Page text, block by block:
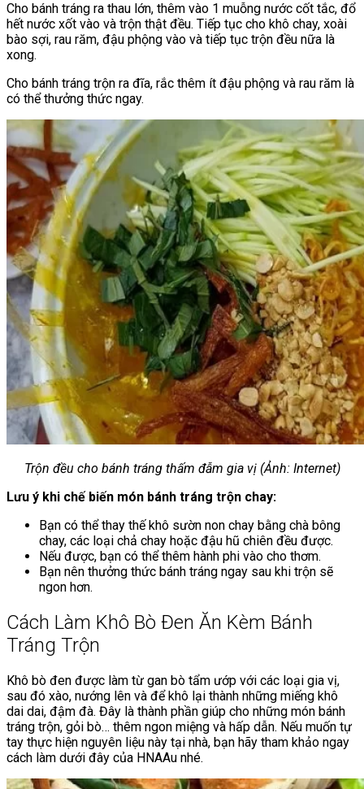
Cho bánh tráng ra thau lớn, thêm vào 1 muỗng nước cốt tắc, đổ
hết nước xốt vào và trộn thật đều. Tiếp tục cho khô chay, xoài
bào sợi, rau răm, đậu phộng vào và tiếp tục trộn đều nữa là
xong.
Cho bánh tráng trộn ra đĩa, rắc thêm ít đậu phộng và rau răm là
có thể thưởng thức ngay.
Trộn đều cho bánh tráng thấm đẫm gia vị (Ảnh: Internet)
Lưu ý khi chế biến món bánh tráng trộn chay:
Bạn có thể thay thế khô sườn non chay bằng chà bông
chay, các loại chả chay hoặc đậu hũ chiên đều được.
Nếu được, bạn có thể thêm hành phi vào cho thơm.
Bạn nên thưởng thức bánh tráng ngay sau khi trộn sẽ
ngon hơn.
Cách Làm Khô Bò Đen Ăn Kèm Bánh
Tráng Trộn
Khô bò đen được làm từ gan bò tẩm ướp với các loại gia vị,
sau đó xào, nướng lên và để khô lại thành những miếng khô
dai dai, đậm đà. Đây là thành phần giúp cho những món bánh
tráng trộn, gỏi bò… thêm ngon miệng và hấp dẫn. Nếu muốn tự
tay thực hiện nguyên liệu này tại nhà, bạn hãy tham khảo ngay
cách làm dưới đây của HNAAu nhé.